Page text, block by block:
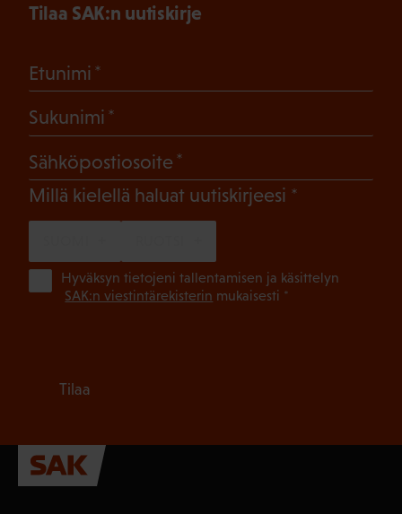
Tilaa SAK:n uutiskirje
Etunimi
Sukunimi
Sähköpostiosoite
Millä kielellä haluat uutiskirjeesi (Pakollinen)
Hyväksyn tietojeni tallentamisen ja käsittelyn
SAK:n viestintärekisterin mukaisesti *
Tilaa